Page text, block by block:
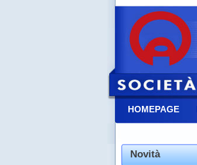
HOMEPAGE
Novità